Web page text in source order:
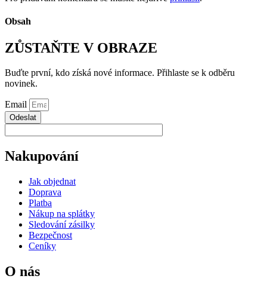
Obsah
ZŮSTAŇTE V OBRAZE
Buďte první, kdo získá nové informace. Přihlaste se k odběru
novinek.
Email
Odeslat
Nakupování
Jak objednat
Doprava
Platba
Nákup na splátky
Sledování zásilky
Bezpečnost
Ceníky
O nás